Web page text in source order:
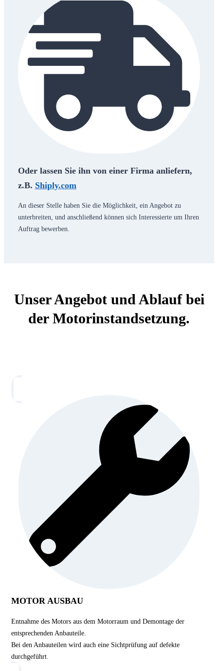
Oder lassen Sie ihn von einer Firma anliefern,
z.B. Shiply.com
An dieser Stelle haben Sie die Möglichkeit, ein Angebot zu
unterbreiten, und anschließend können sich Interessierte um Ihren
Auftrag bewerben.
Unser Angebot und Ablauf bei
der Motorinstandsetzung.
MOTOR AUSBAU
Entnahme des Motors aus dem Motorraum und Demontage der
entsprechenden Anbauteile.
Bei den Anbauteilen wird auch eine Sichtprüfung auf defekte
durchgeführt.